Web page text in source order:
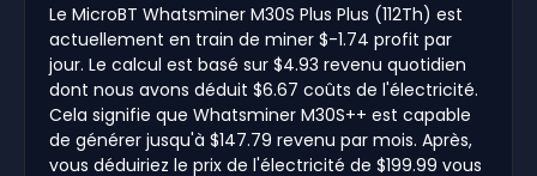
Le MicroBT Whatsminer M30S Plus Plus (112Th) est
actuellement en train de miner $-1.74 profit par
jour. Le calcul est basé sur $4.93 revenu quotidien
dont nous avons déduit $6.67 coûts de l'électricité.
Cela signifie que Whatsminer M30S++ est capable
de générer jusqu'à $147.79 revenu par mois. Après,
vous déduiriez le prix de l'électricité de $199.99 vous